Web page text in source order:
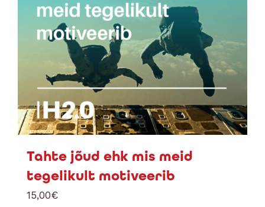
Tahte jõud ehk mis meid
tegelikult motiveerib
15,00€